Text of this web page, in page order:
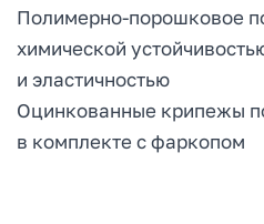
Полимерно-порошковое
химической
и эластичностью
Оцинкованные крипежы
в комплекте с фаркопом